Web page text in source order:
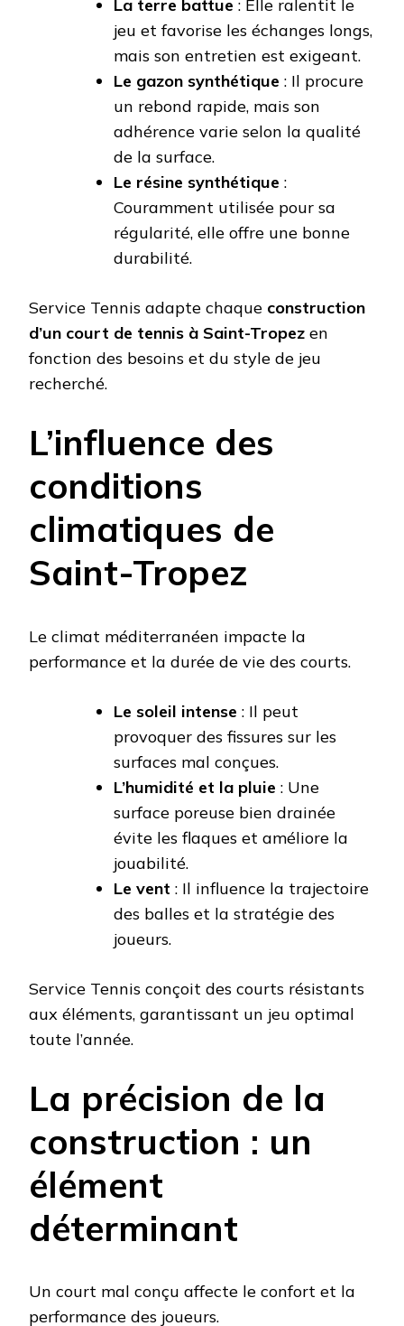
La terre battue : Elle ralentit le
jeu et favorise les échanges longs,
mais son entretien est exigeant.
Le gazon synthétique : Il procure
un rebond rapide, mais son
adhérence varie selon la qualité
de la surface.
Le résine synthétique :
Couramment utilisée pour sa
régularité, elle offre une bonne
durabilité.
Service Tennis adapte chaque construction
d’un court de tennis à Saint-Tropez en
fonction des besoins et du style de jeu
recherché.
L’influence des
conditions
climatiques de
Saint-Tropez
Le climat méditerranéen impacte la
performance et la durée de vie des courts.
Le soleil intense : Il peut
provoquer des fissures sur les
surfaces mal conçues.
L’humidité et la pluie : Une
surface poreuse bien drainée
évite les flaques et améliore la
jouabilité.
Le vent : Il influence la trajectoire
des balles et la stratégie des
joueurs.
Service Tennis conçoit des courts résistants
aux éléments, garantissant un jeu optimal
toute l’année.
La précision de la
construction : un
élément
déterminant
Un court mal conçu affecte le confort et la
performance des joueurs.